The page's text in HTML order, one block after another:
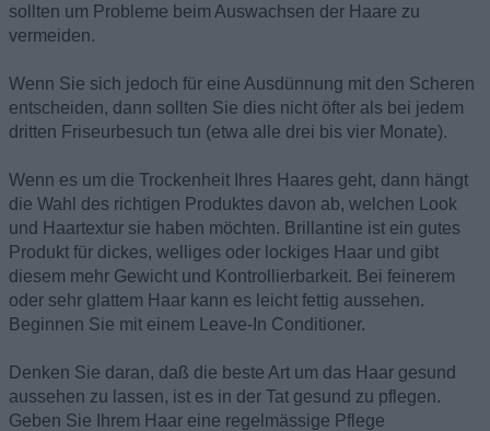
sollten um Probleme beim Auswachsen der Haare zu
vermeiden.
Wenn Sie sich jedoch für eine Ausdünnung mit den Scheren
entscheiden, dann sollten Sie dies nicht öfter als bei jedem
dritten Friseurbesuch tun (etwa alle drei bis vier Monate).
Wenn es um die Trockenheit Ihres Haares geht, dann hängt
die Wahl des richtigen Produktes davon ab, welchen Look
und Haartextur sie haben möchten. Brillantine ist ein gutes
Produkt für dickes, welliges oder lockiges Haar und gibt
diesem mehr Gewicht und Kontrollierbarkeit. Bei feinerem
oder sehr glattem Haar kann es leicht fettig aussehen.
Beginnen Sie mit einem Leave-In Conditioner.
Denken Sie daran, daß die beste Art um das Haar gesund
aussehen zu lassen, ist es in der Tat gesund zu pflegen.
Geben Sie Ihrem Haar eine regelmässige Pflege